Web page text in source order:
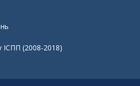
ІСПП (2008-2018)